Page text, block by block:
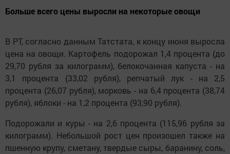
Больше всего цены выросли на некоторые овощи
В РТ, согласно данным Татстата, к концу июня выросла
цена на овощи. Картофель подорожал 1,4 процента (до
29,70 рубля за килограмм), белокочанная капуста - на
3,1 процента (33,02 рубля), репчатый лук - на 2,5
процента (26,07 рубля), морковь - на 6,4 процента (38,74
рубля), яблоки - на 1,2 процента (93,90 рубля).
Подорожали и куры - на 2,6 процента (115,96 рубля за
килограмм). Небольшой рост цен произошел также на
пшенную крупу, сметану, твердые сыры, баранину, соль,